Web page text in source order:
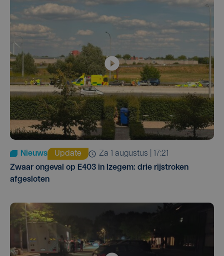
Nieuws Update
za 1 augustus | 17:21
Zwaar ongeval op E403 in Izegem: drie rijstroken
afgesloten